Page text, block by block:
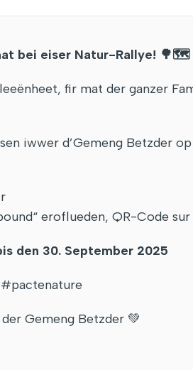
bei eiser Natur-Rallye! 🌳🗺️
fir mat der ganzer
iwwer d’Gemeng Betzder
eroflueden, QR-Code
den 30. September 2025
Gemeng Betzder 💚